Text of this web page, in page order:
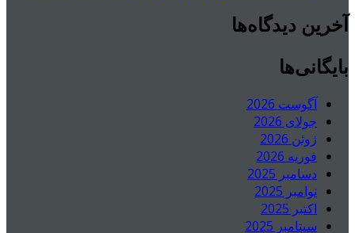
آخرین دیدگاه‌ها
بایگانی‌ها
آگوست 2026
جولای 2026
ژوئن 2026
فوریه 2026
دسامبر 2025
نوامبر 2025
اکتبر 2025
سپتامبر 2025